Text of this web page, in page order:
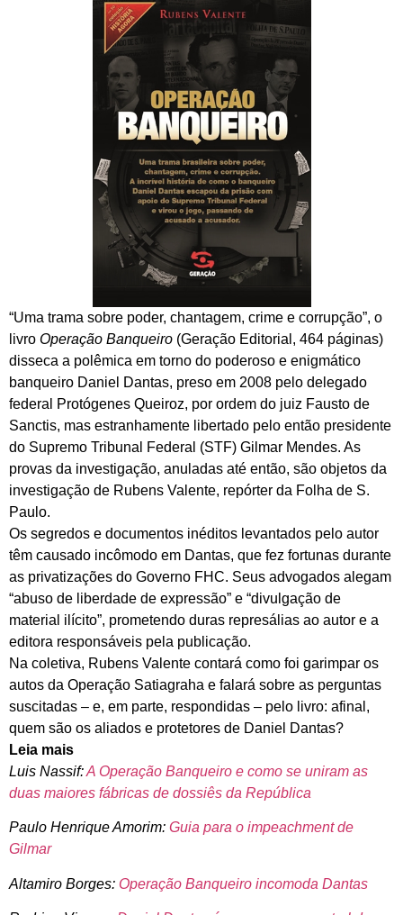
“Uma trama sobre poder, chantagem, crime e corrupção”, o
livro Operação Banqueiro (Geração Editorial, 464 páginas)
disseca a polêmica em torno do poderoso e enigmático
banqueiro Daniel Dantas, preso em 2008 pelo delegado
federal Protógenes Queiroz, por ordem do juiz Fausto de
Sanctis, mas estranhamente libertado pelo então presidente
do Supremo Tribunal Federal (STF) Gilmar Mendes. As
provas da investigação, anuladas até então, são objetos da
investigação de Rubens Valente, repórter da Folha de S.
Paulo.
Os segredos e documentos inéditos levantados pelo autor
têm causado incômodo em Dantas, que fez fortunas durante
as privatizações do Governo FHC. Seus advogados alegam
“abuso de liberdade de expressão” e “divulgação de
material ilícito”, prometendo duras represálias ao autor e a
editora responsáveis pela publicação.
Na coletiva, Rubens Valente contará como foi garimpar os
autos da Operação Satiagraha e falará sobre as perguntas
suscitadas – e, em parte, respondidas – pelo livro: afinal,
quem são os aliados e protetores de Daniel Dantas?
Leia mais
Luis Nassif:A Operação Banqueiro e como se uniram as
duas maiores fábricas de dossiês da República
Paulo Henrique Amorim: Guia para o impeachment de
Gilmar
Altamiro Borges: Operação Banqueiro incomoda Dantas